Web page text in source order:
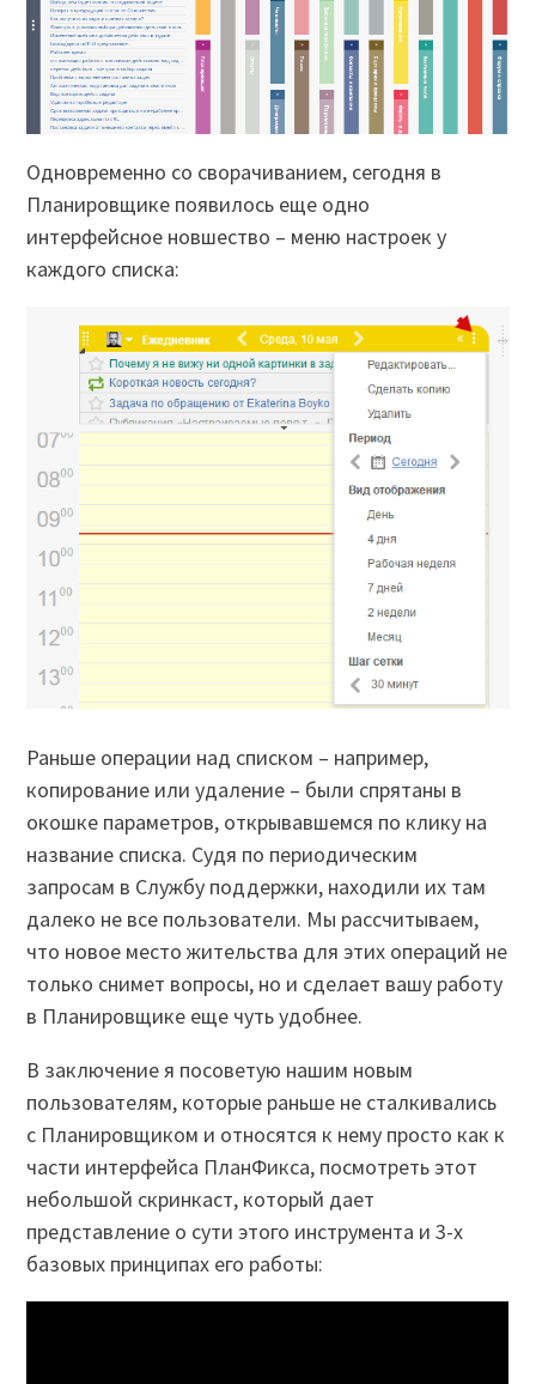
Одновременно со сворачиванием, сегодня в
Планировщике появилось еще одно
интерфейсное новшество – меню настроек у
каждого списка:
Раньше операции над списком – например,
копирование или удаление – были спрятаны в
окошке параметров, открывавшемся по клику на
название списка. Судя по периодическим
запросам в Службу поддержки, находили их там
далеко не все пользователи. Мы рассчитываем,
что новое место жительства для этих операций не
только снимет вопросы, но и сделает вашу работу
в Планировщике еще чуть удобнее.
В заключение я посоветую нашим новым
пользователям, которые раньше не сталкивались
с Планировщиком и относятся к нему просто как к
части интерфейса ПланФикса, посмотреть этот
небольшой скринкаст, который дает
представление о сути этого инструмента и 3-х
базовых принципах его работы: